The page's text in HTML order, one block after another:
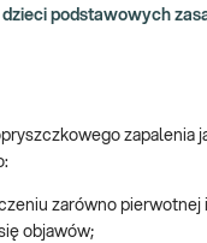
podstawowych
zapalenia
zarówno pierwotnej
objawów;